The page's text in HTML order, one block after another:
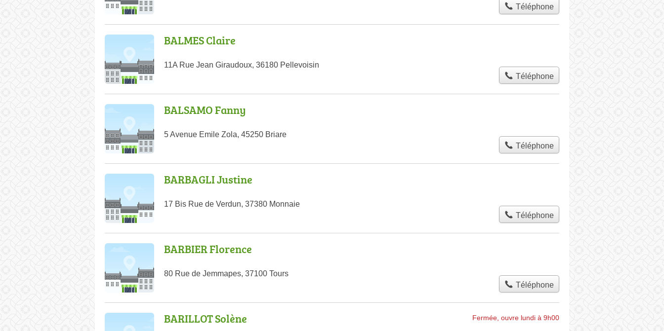
Téléphone
BALMES Claire
11A Rue Jean Giraudoux, 36180 Pellevoisin
Téléphone
BALSAMO Fanny
5 Avenue Emile Zola, 45250 Briare
Téléphone
BARBAGLI Justine
17 Bis Rue de Verdun, 37380 Monnaie
Téléphone
BARBIER Florence
80 Rue de Jemmapes, 37100 Tours
Téléphone
BARILLOT Solène Fermée, ouvre lundi à 9h00